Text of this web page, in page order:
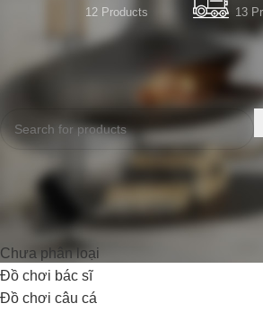
12 Products 13
TÌM KIẾM
DANH MỤC SẢN PHẨM
Chưa phân loại
Đồ chơi bác sĩ
Đồ chơi câu cá